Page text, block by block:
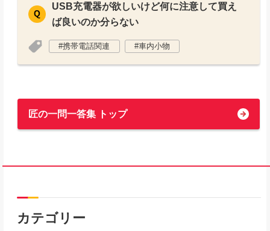
USB充電器が欲しいけど何に注意して買え
ば良いのか分らない
携帯電話関連 車内小物
匠の一問一答集 トップ
カテゴリー